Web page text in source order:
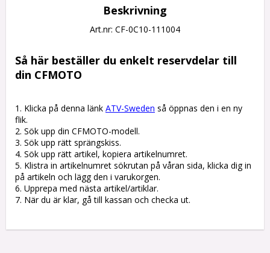
Beskrivning
Art.nr: CF-0C10-111004
Så här beställer du enkelt reservdelar till
din CFMOTO
1. Klicka på denna länk ATV-Sweden så öppnas den i en ny
flik.
2. Sök upp din CFMOTO-modell.
3. Sök upp rätt sprängskiss.
4. Sök upp rätt artikel, kopiera artikelnumret.
5. Klistra in artikelnumret sökrutan på våran sida, klicka dig in
på artikeln och lägg den i varukorgen.
6. Upprepa med nästa artikel/artiklar.
7. När du är klar, gå till kassan och checka ut.